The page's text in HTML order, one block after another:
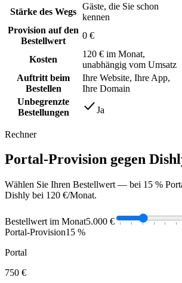
Stärke des Wegs
Gäste, die Sie schon
kennen
Provision auf den
Bestellwert
0 €
Kosten
120 € im Monat,
unabhängig vom Umsatz
Auftritt beim
Bestellen
Ihre Website, Ihre App,
Ihre Domain
Unbegrenzte
Bestellungen
Ja
Rechner
Portal-Provision gegen
Wählen Sie Ihren Bestellwert — bei 15 %
Dishly bei 120 €/Monat.
Bestellwert im Monat5.000 €
Portal-Provision15 %
Portal
750 €